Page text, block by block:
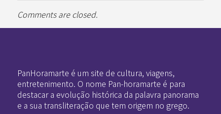
Comments are closed.
PanHoramarte é um site de cultura, viagens,
entretenimento. O nome Pan-horamarte é para
destacar a evolução histórica da palavra panorama
e a sua transliteração que tem origem no grego.